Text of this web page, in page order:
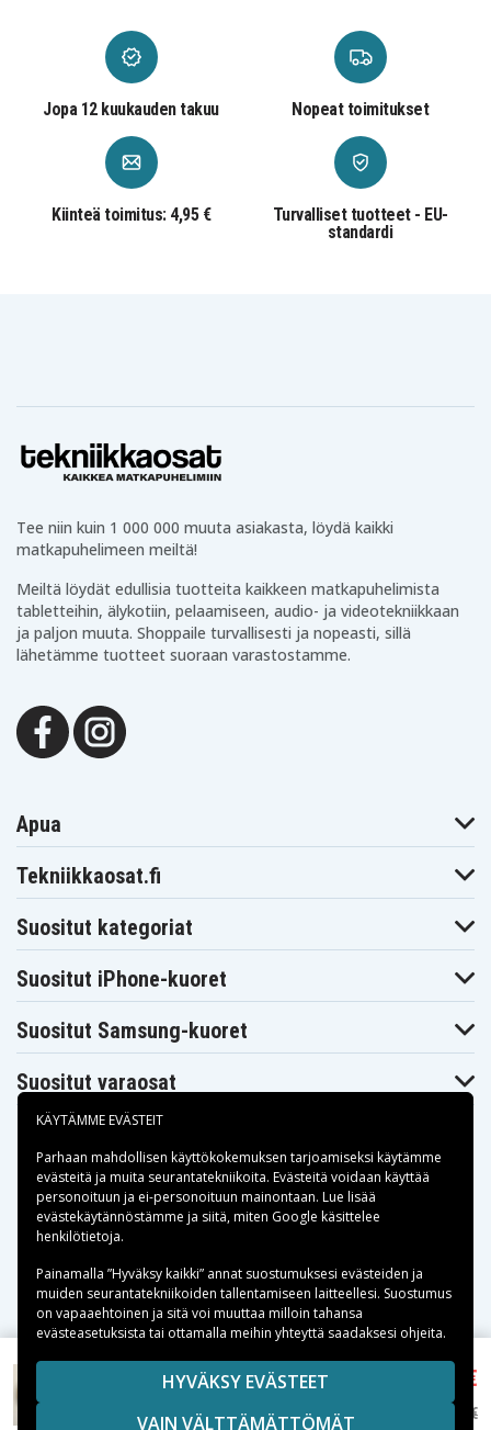
Beats Studio 2.0 korvatyynyt kuulokkeille, 1 pari -
7,95 €
13,99 €
Jopa 12 kuukauden takuu Nopeat toimitukset
Kiinteä toimitus: 4,95 €
Turvalliset tuotteet - EU-
standardi
Tee niin kuin 1 000 000 muuta asiakasta, löydä kaikki
matkapuhelimeen meiltä!
Meiltä löydät edullisia tuotteita kaikkeen matkapuhelimista
tabletteihin, älykotiin, pelaamiseen, audio- ja videotekniikkaan
ja paljon muuta. Shoppaile turvallisesti ja nopeasti, sillä
lähetämme tuotteet suoraan varastostamme.
Apua
Tekniikkaosat.fi
Suositut kategoriat
Suositut iPhone-kuoret
Suositut Samsung-kuoret
Suositut varaosat
Maksuvaihtoehdot
Toimitusvaihtoehdot
Copyright © 2026, Spares Nordic AB
SIVULLA MAINITUT TAVARAMERKIT OVAT OMISTAJIENSA
OMAISUUTTA.
KÄYTÄMME EVÄSTEIT
Parhaan mahdollisen käyttökokemuksen tarjoamiseksi käytämme
evästeitä ja muita seurantatekniikoita. Evästeitä voidaan käyttää
personoituun ja ei-personoituun mainontaan. Lue lisää
evästekäytännöstämme ja siitä, miten Google käsittelee
henkilötietoja.
Painamalla ”Hyväksy kaikki” annat suostumuksesi evästeiden ja
muiden seurantatekniikoiden tallentamiseen laitteellesi. Suostumus
on vapaaehtoinen ja sitä voi muuttaa milloin tahansa
evästeasetuksista tai ottamalla meihin yhteyttä saadaksesi ohjeita.
HYVÄKSY EVÄSTEET
VAIN VÄLTTÄMÄTTÖMÄT